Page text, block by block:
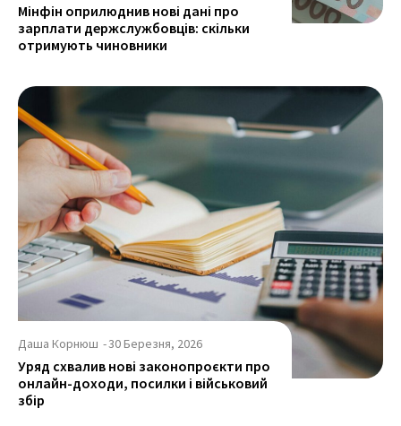
Мінфін оприлюднив нові дані про
зарплати держслужбовців: скільки
отримують чиновники
Даша Корнюш -30 Березня, 2026
Уряд схвалив нові законопроєкти про
онлайн-доходи, посилки і військовий
збір